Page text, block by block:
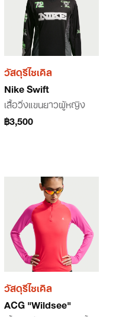
วัสดุรีไซเคิล
Nike Swift
เสื้อวิ่งแขนยาวผู้หญิง
฿3,500
วัสดุรีไซเคิล
ACG "Wildsee"